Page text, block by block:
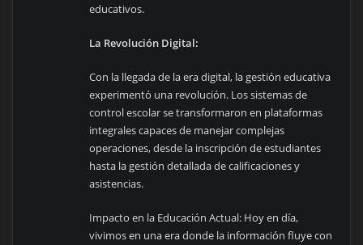
educativos.
La Revolución Digital:
Con la llegada de la era digital, la gestión educativa
experimentó una revolución. Los sistemas de
control escolar se transformaron en plataformas
integrales capaces de manejar complejas
operaciones, desde la inscripción de estudiantes
hasta la gestión detallada de calificaciones y
asistencias.
Impacto en la Educación Actual: Hoy en día,
vivimos en una era donde la información fluye con